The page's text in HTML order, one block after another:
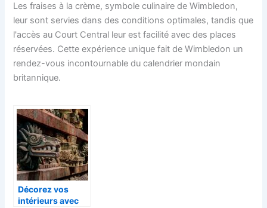
Les fraises à la crème, symbole culinaire de Wimbledon,
leur sont servies dans des conditions optimales, tandis que
l'accès au Court Central leur est facilité avec des places
réservées. Cette expérience unique fait de Wimbledon un
rendez-vous incontournable du calendrier mondain
britannique.
Décorez vos
intérieurs avec